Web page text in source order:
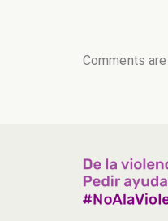
Comments